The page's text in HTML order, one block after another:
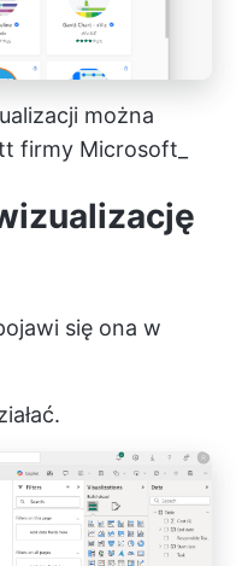
można
firmy Microsoft_
się ona w